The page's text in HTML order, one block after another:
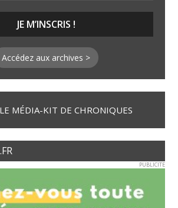
Accédez aux archives >
MÉDIA-KIT DE CHRONIQUES
PUBLICITE